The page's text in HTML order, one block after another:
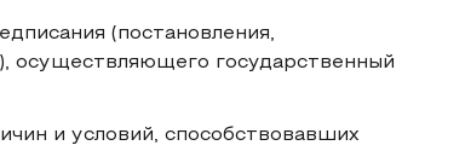
(постановления,
осуществляющего государственный
и условий, способствовавших